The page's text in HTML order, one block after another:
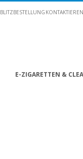
BLITZBESTELLUNG
E-ZIGARETTEN &